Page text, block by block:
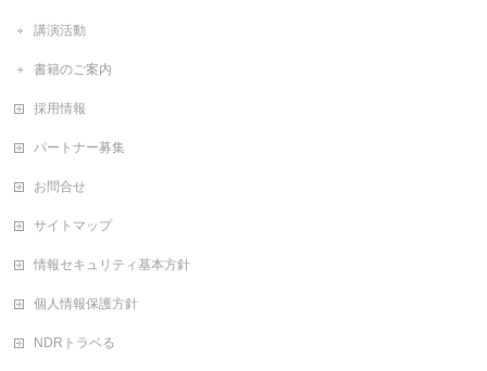
講演活動
書籍のご案内
採用情報
パートナー募集
お問合せ
サイトマップ
情報セキュリティ基本方針
個人情報保護方針
NDRトラベる